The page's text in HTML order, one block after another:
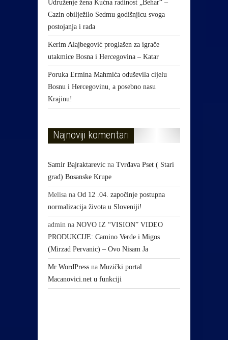
Udruženje žena Kućna radinost „Behar“ –
Cazin obilježilo Sedmu godišnjicu svoga
postojanja i rada
Kerim Alajbegović proglašen za igrače
utakmice Bosna i Hercegovina – Katar
Poruka Ermina Mahmića oduševila cijelu
Bosnu i Hercegovinu, a posebno nasu
Krajinu!
Najnoviji komentari
Samir Bajraktarevic na Tvrđava Pset ( Stari
grad) Bosanske Krupe
Melisa na Od 12 .04. započinje postupna
normalizacija života u Sloveniji!
admin na NOVO IZ “VISION” VIDEO
PRODUKCIJE: Camino Verde i Migos
(Mirzad Pervanic) – Ovo Nisam Ja
Mr WordPress na Muzički portal
Macanovici.net u funkciji